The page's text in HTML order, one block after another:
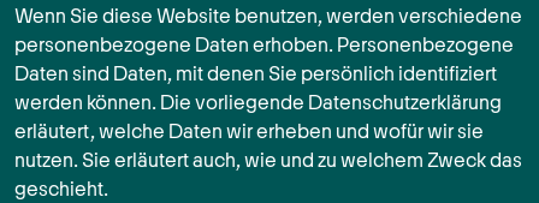
Wenn Sie diese Website benutzen, werden verschiedene
personenbezogene Daten erhoben. Personenbezogene
Daten sind Daten, mit denen Sie persönlich identifiziert
werden können. Die vorliegende Datenschutzerklärung
erläutert, welche Daten wir erheben und wofür wir sie
nutzen. Sie erläutert auch, wie und zu welchem Zweck das
geschieht.